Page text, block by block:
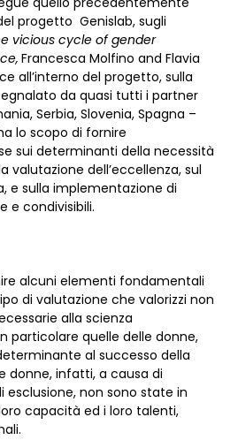
progetto Genislab, sugli
vicious cycle of gender
Francesca Molfino and Flavia
all’interno del progetto, sulla
da quasi tutti i partner
Serbia, Slovenia, Spagna –
lo scopo di fornire
sui determinanti della necessità
valutazione dell’eccellenza, sul
e sulla implementazione di
e condivisibili.
alcuni elementi fondamentali
di valutazione che valorizzi non
alla scienza
particolare quelle delle donne,
al successo della
donne, infatti, a causa di
non sono state in
capacità ed i loro talenti,